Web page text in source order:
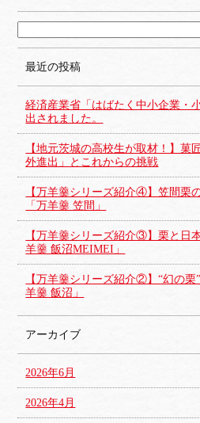
最近の投稿
経済産業省「はばたく中小企業・
出されました。
【地元茨城の高校生が取材！】菓
外進出」とこれからの挑戦
【万羊羹シリーズ紹介④】笠間栗
「万羊羹 笠間」
【万羊羹シリーズ紹介③】栗と日
羊羹 飯沼MEIMEI」
【万羊羹シリーズ紹介②】“幻の
羊羹 飯沼」
アーカイブ
2026年6月
2026年4月